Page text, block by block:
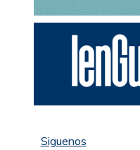
Siguenos